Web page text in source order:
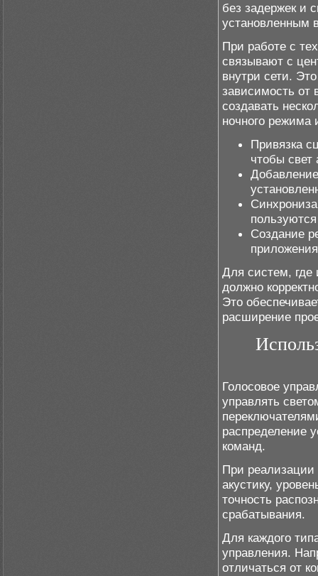
без задержек и
установленным
При работе с
связывают с
внутри сети.
зависимость от
создавать
ночного
Привязка
чтобы свет
Создание
Для систем, где
должно
Это
расширение
Голосовое
управлять
распределение
команд.
При реализации
акустику,
точность
срабатывания.
Для каждого
управления.
отличаться от